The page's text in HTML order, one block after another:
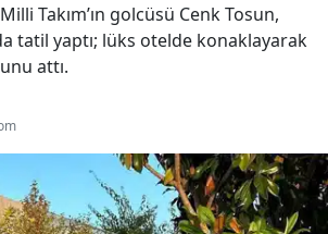
Takım’ın golcüsü Cenk Tosun,
tatil yaptı; lüks otelde konaklayarak
attı.